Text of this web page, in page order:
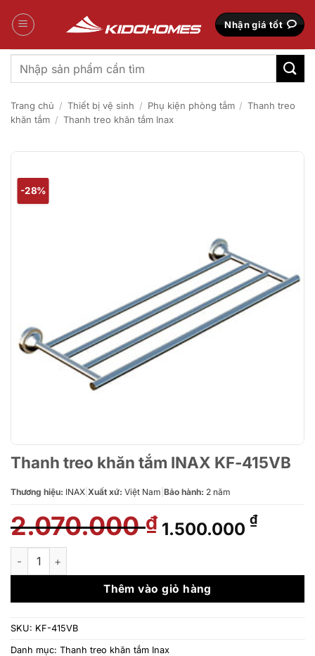
qua
Nhận giá tốt
Tìm
kiếm:
Trang chủ / Thiết bị vệ sinh / Phụ kiện phòng tắm / Thanh treo
khăn tắm / Thanh treo khăn tắm Inax
-28%
Thanh treo khăn tắm INAX KF-415VB
Thương hiệu: INAX Xuất xứ: Việt Nam Bảo hành: 2 năm
2.070.000₫ Giá
gốc
2.070.000 ₫.
1.500.000 ₫Giá
là:
Thanh treo khăn tắm INAX KF-415VB số lượng
Thêm vào giỏ hàng
SKU: KF-415VB
Danh mục: Thanh treo khăn tắm Inax